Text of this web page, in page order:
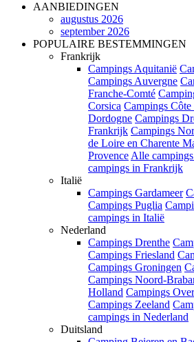
AANBIEDINGEN
augustus 2026
september 2026
POPULAIRE BESTEMMINGEN
Frankrijk
Campings Aquitanië
Campings Auvergne
Franche-Comté
Corsica Campings
Dordogne Campings
Frankrijk Campings
de Loire en Charente
Provence Alle
campings in Frankrijk
Italië
Campings Gardameer
Campings Puglia
campings in Italië
Nederland
Campings Drenthe
Campings Friesland
Campings Groningen
Campings Noord-
Holland Campings
Campings Zeeland
campings in Nederland
Duitsland